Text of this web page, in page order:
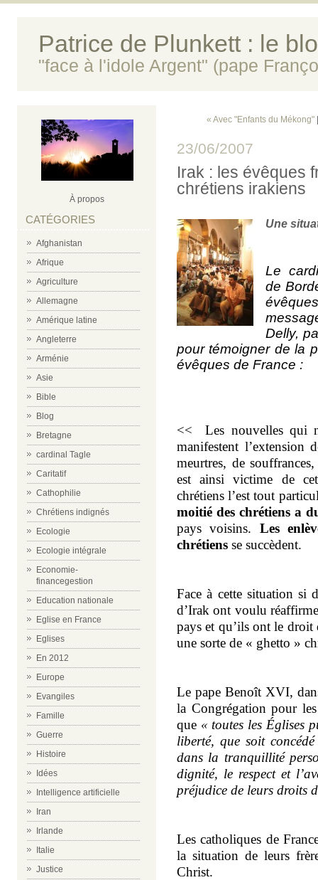
Patrice de Plunkett : le
"face à l'idole Argent" (pape
À propos
CATÉGORIES
Afghanistan
Afrique
Agriculture
Allemagne
Amérique latine
Angleterre
Arménie
Asie
Bible
Blog
Bretagne
cardinal Tagle
Caritatif
Cathophilie
Chrétiens indignés
Ecologie
Ecologie intégrale
Economie-
financegestion
Education nationale
Eglise en France
Eglises
En 2012
Europe
Evangiles
Famille
Guerre
Histoire
Idées
Intelligence artificielle
Iran
Irlande
Italie
Justice
« Avec "Enfants du Mékong"
23/06/2007
Irak : les évêques
chrétiens irakiens
Une
Le
de
Delly,
pour témoigner de la
évêques de France :
<<
Les nouvelles qui
manifestent l’extension
meurtres, de
est ainsi victime de
chrétiens l’est tout
moitié des chrétiens a
pays voisins. Les
chrétiens se succèdent.
Face à cette situation si
d’Irak ont voulu
pays et qu’ils ont le droit
une sorte de « ghetto »
Le pape Benoît XVI,
la Congrégation pour
que « toutes les Églises
liberté, que soit
dans la tranquillité
dignité, le respect et
préjudice de leurs droits
Les catholiques de
la situation de leurs
Christ.